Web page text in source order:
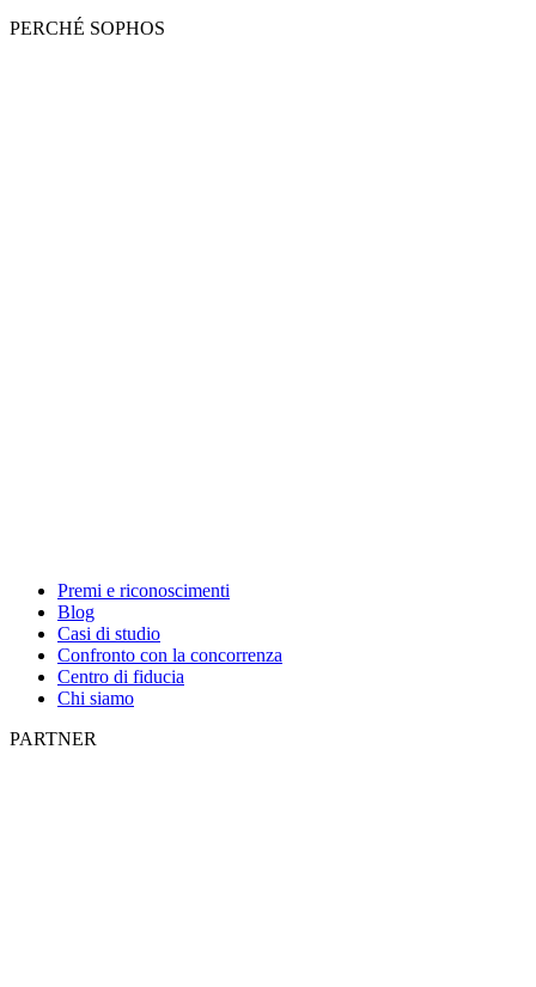
PERCHÉ SOPHOS
Premi e riconoscimenti
Blog
Casi di studio
Confronto con la concorrenza
Centro di fiducia
Chi siamo
PARTNER